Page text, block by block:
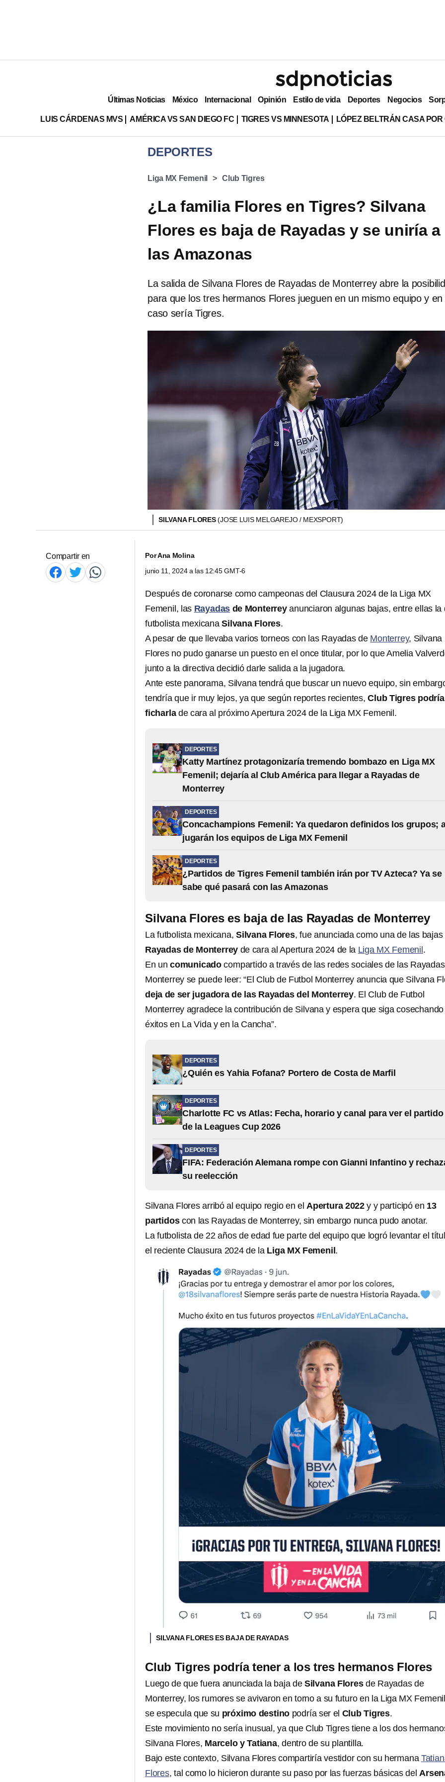
Últimas Noticias México Internacional Opinión Estilo de vida Deportes Negocios
LUIS CÁRDENAS MVS AMÉRICA VS SAN DIEGO FC TIGRES VS MINNESOTA LÓPEZ BELTRÁN CASA POR
DEPORTES
Liga MX Femenil Club Tigres
¿La familia Flores en Tigres? Silvana
Flores es baja de Rayadas y se uniría a
las Amazonas
La salida de Silvana Flores de Rayadas de Monterrey abre la
para que los tres hermanos Flores jueguen en un mismo equipo y
caso sería Tigres.
SILVANA FLORES(JOSE LUIS MELGAREJO / MEXSPORT)
Compartir en PorAna Molina
junio 11, 2024 a las 12:45 GMT-6
Después de coronarse como campeonas del Clausura 2024 de la Liga MX
Femenil, las Rayadas de Monterreyanunciaron algunas bajas, entre ellas la
futbolista mexicanaSilvana Flores.
A pesar de que llevaba varios torneos con las Rayadas de Monterrey, Silvana
Flores no pudo ganarse un puesto en el once titular, por lo que Amelia
junto a la directiva decidió darle salida a la jugadora.
Ante este panorama, Silvana tendrá que buscar un nuevo equipo, sin
tendría que ir muy lejos, ya que según reportes recientes,Club Tigres podría
ficharlade cara al próximo Apertura 2024 de la Liga MX Femenil.
DEPORTES
Katty Martínez protagonizaría tremendo bombazo en Liga MX
Femenil; dejaría al Club América para llegar a Rayadas de
Monterrey
DEPORTES
Concachampions Femenil: Ya quedaron definidos los grupos;
jugarán los equipos de Liga MX Femenil
DEPORTES
¿Partidos de Tigres Femenil también irán por TV Azteca? Ya se
sabe qué pasará con las Amazonas
Silvana Flores es baja de las Rayadas de Monterrey
La futbolista mexicana, Silvana Flores, fue anunciada como una de las bajas
Rayadas de Monterrey de cara al Apertura 2024 de la Liga MX Femenil .
En un comunicado compartido a través de las redes sociales de las
Monterrey se puede leer: “El Club de Futbol Monterrey anuncia que Silvana
deja de ser jugadora de las Rayadas del Monterrey. El Club de Futbol
Monterrey agradece la contribución de Silvana y espera que siga cosechando
éxitos en La Vida y en la Cancha”.
DEPORTES
¿Quién es Yahia Fofana? Portero de Costa de Marfil
DEPORTES
Charlotte FC vs Atlas: Fecha, horario y canal para ver el partido
de la Leagues Cup 2026
DEPORTES
FIFA: Federación Alemana rompe con Gianni Infantino y
su reelección
Silvana Flores arribó al equipo regio en el Apertura 2022 y y participó en 13
partidoscon las Rayadas de Monterrey, sin embargo nunca pudo anotar.
La futbolista de 22 años de edad fue parte del equipo que logró levantar el
el reciente Clausura 2024 de la Liga MX Femenil .
SILVANA FLORES ES BAJA DE RAYADAS
Club Tigres podría tener a los tres hermanos Flores
Luego de que fuera anunciada la baja de Silvana Floresde Rayadas de
Monterrey, los rumores se avivaron en torno a su futuro en la Liga MX
se especula que su próximo destino podría ser el Club Tigres.
Este movimiento no sería inusual, ya que Club Tigres tiene a los dos
Silvana Flores, Marcelo y Tatiana, dentro de su plantilla.
Bajo este contexto, Silvana Flores compartiría vestidor con su hermana
Flores, tal como lo hicieron durante su paso por las fuerzas básicas del